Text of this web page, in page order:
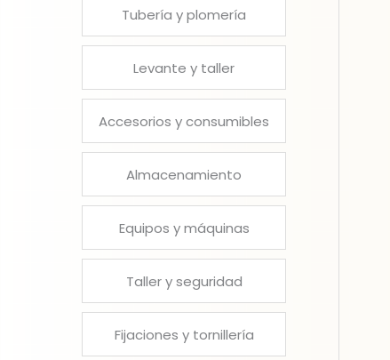
Tubería y plomería
Levante y taller
Accesorios y consumibles
Almacenamiento
Equipos y máquinas
Taller y seguridad
Fijaciones y tornillería